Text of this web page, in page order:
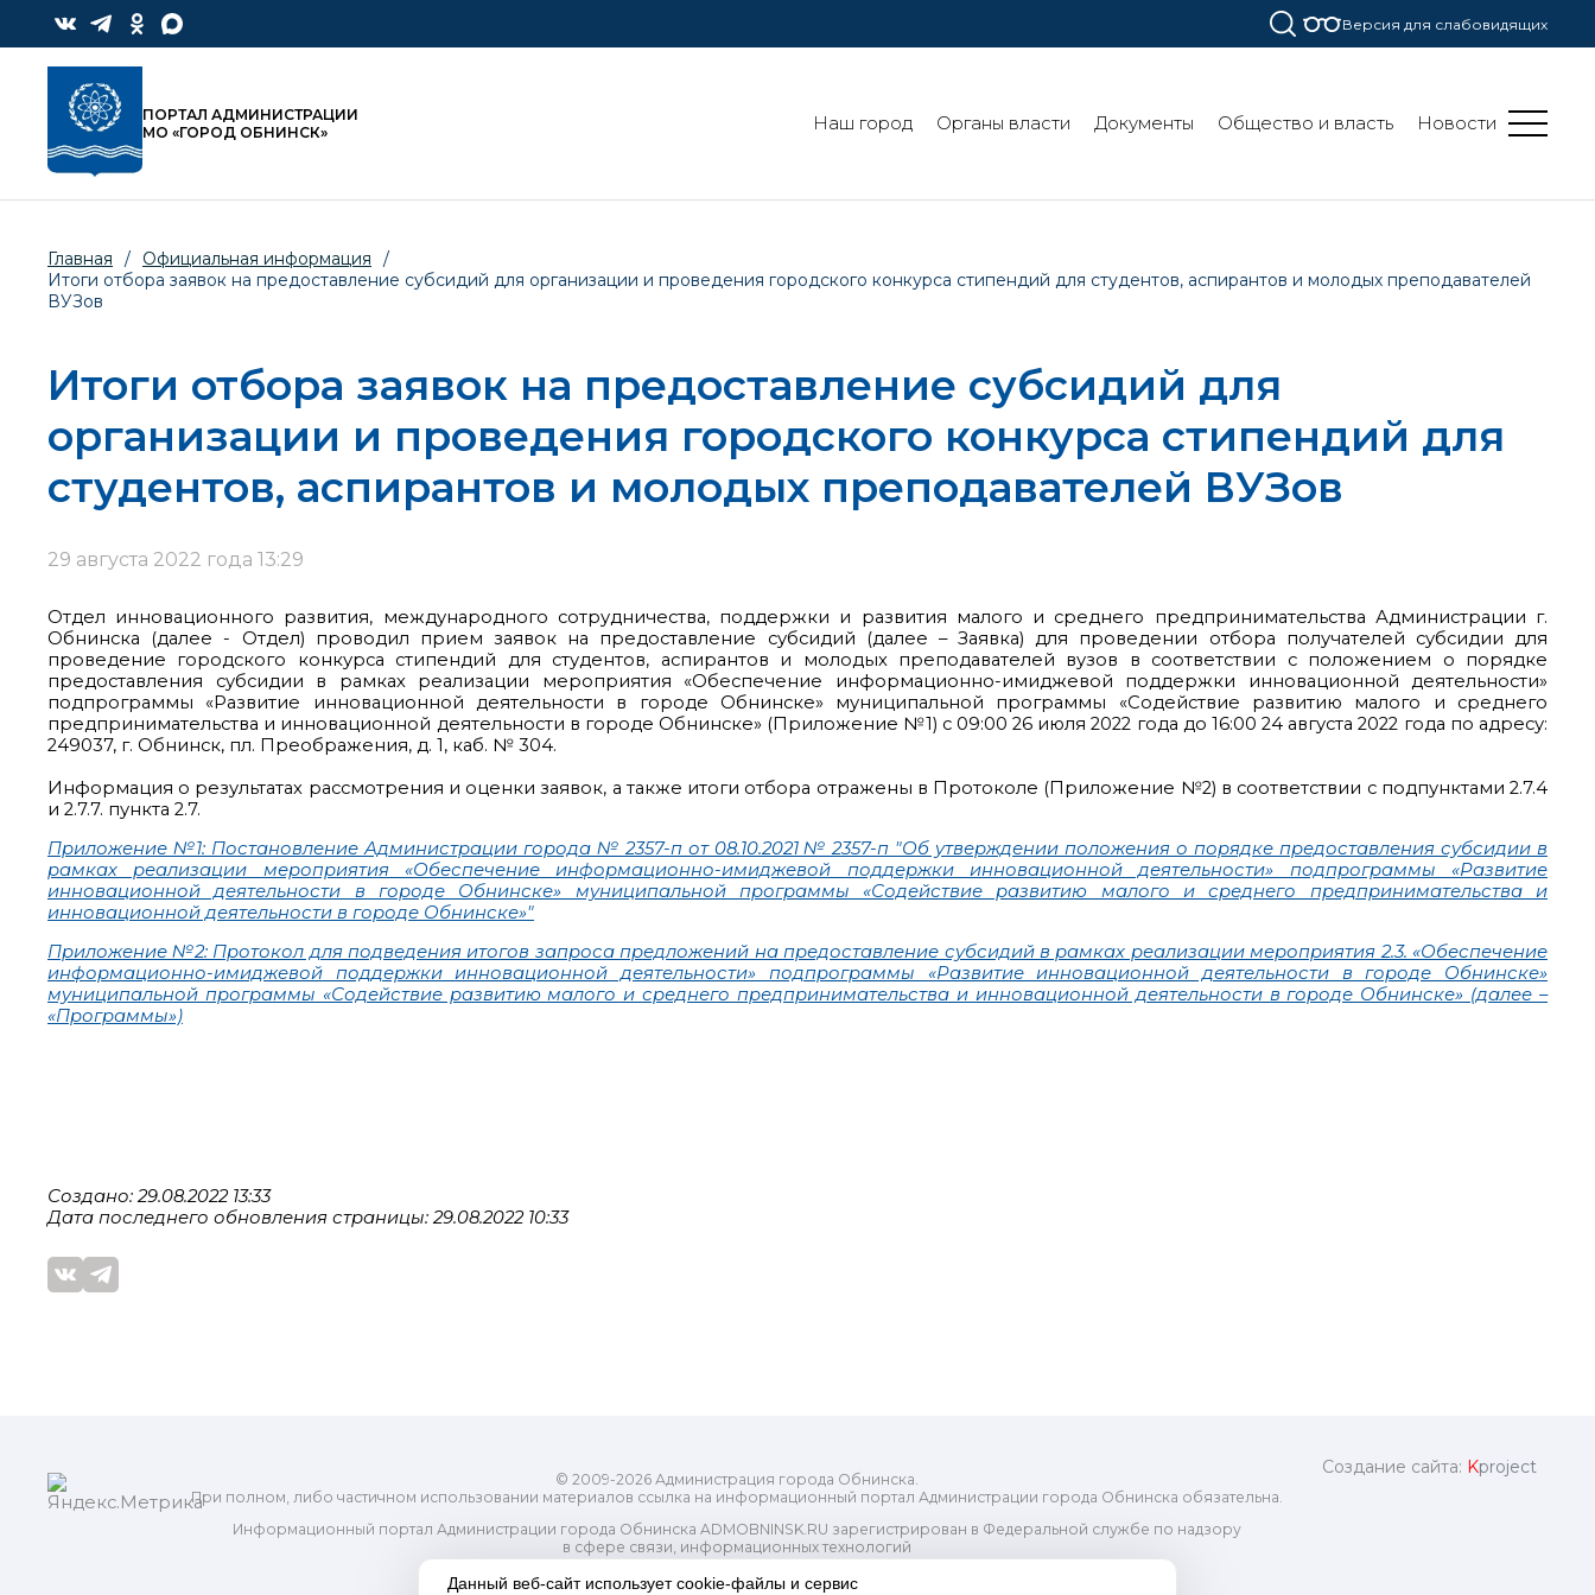
Версия для слабовидящих
ПОРТАЛ АДМИНИСТРАЦИИ
МО «ГОРОД ОБНИНСК»
Наш город Органы власти Документы Общество и власть Новости
Главная / Официальная информация
/
Итоги отбора заявок на предоставление субсидий для организации и проведения городского конкурса стипендий для студентов, аспирантов и молодых преподавателей
ВУЗов
Итоги отбора заявок на предоставление субсидий для
организации и проведения городского конкурса стипендий для
студентов, аспирантов и молодых преподавателей ВУЗов
29 августа 2022 года 13:29
Отдел инновационного развития, международного сотрудничества, поддержки и развития малого и среднего предпринимательства Администрации г.
Обнинска (далее - Отдел) проводил прием заявок на предоставление субсидий (далее – Заявка) для проведении отбора получателей субсидии для
проведение городского конкурса стипендий для студентов, аспирантов и молодых преподавателей вузов в соответствии с положением о порядке
предоставления субсидии в рамках реализации мероприятия «Обеспечение информационно-имиджевой поддержки инновационной деятельности»
подпрограммы «Развитие инновационной деятельности в городе Обнинске» муниципальной программы «Содействие развитию малого и среднего
предпринимательства и инновационной деятельности в городе Обнинске» (Приложение №1) с 09:00 26 июля 2022 года до 16:00 24 августа 2022 года по адресу:
249037, г. Обнинск, пл. Преображения, д. 1, каб. № 304.
Информация о результатах рассмотрения и оценки заявок, а также итоги отбора отражены в Протоколе (Приложение №2) в соответствии с подпунктами 2.7.4
и 2.7.7. пункта 2.7.
Приложение №1: Постановление Администрации города № 2357-п от 08.10.2021 № 2357-п "Об утверждении положения о порядке предоставления субсидии в
рамках реализации мероприятия «Обеспечение информационно-имиджевой поддержки инновационной деятельности» подпрограммы «Развитие
инновационной деятельности в городе Обнинске» муниципальной программы «Содействие развитию малого и среднего предпринимательства и
инновационной деятельности в городе Обнинске»"
Приложение №2: Протокол для подведения итогов запроса предложений на предоставление субсидий в рамках реализации мероприятия 2.3. «Обеспечение
информационно-имиджевой поддержки инновационной деятельности» подпрограммы «Развитие инновационной деятельности в городе Обнинске»
муниципальной программы «Содействие развитию малого и среднего предпринимательства и инновационной деятельности в городе Обнинске» (далее –
«Программы»)
Создано: 29.08.2022 13:33
Дата последнего обновления страницы: 29.08.2022 10:33
© 2009-2026 Администрация города Обнинска.
При полном, либо частичном использовании материалов ссылка на информационный портал Администрации города Обнинска обязательна.
Информационный портал Администрации города Обнинска ADMOBNINSK.RU зарегистрирован в Федеральной службе по надзору
в сфере связи, информационных технологий
Свидетельство о регистрации Эл № ФС77-73321
Создание сайта: Kproject
Данный веб-сайт использует cookie-файлы и сервис